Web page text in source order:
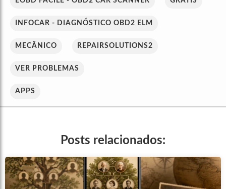
INFOCAR - DIAGNÓSTICO OBD2 ELM
MECÂNICO REPAIRSOLUTIONS2
VER PROBLEMAS
APPS
Posts relacionados: